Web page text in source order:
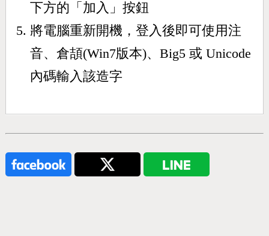
下方的「加入」按鈕
將電腦重新開機，登入後即可使用注
音、倉頡(Win7版本)、Big5 或 Unicode
內碼輸入該造字